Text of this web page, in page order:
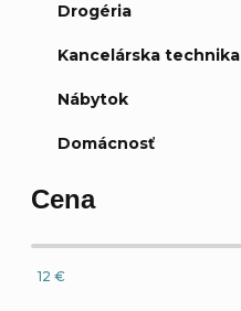
Drogéria
Kancelárska technika
Nábytok
Domácnosť
Cena
12 €